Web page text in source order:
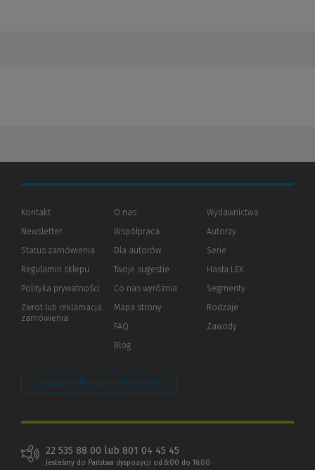
Kontakt
Newsletter
Status zamówienia
Regulamin sklepu
Polityka prywatności (Nowe
(Link
innej
Zwrot lub reklamacja
zamówienia
O nas
Współpraca
Dla autorów(Nowe
(Link
innej
Twoje sugestie
Co nas wyróżnia
Mapa strony
FAQ
Blog
Wydawnictwa
Autorzy
Serie
Hasła LEX
Segmenty
Rodzaje
Zawody
Zarządzaj preferencjami plików cookie
22 535 88 00 lub 801 04 45 45
Jesteśmy do Państwa dyspozycji od 8:00 do 16:00